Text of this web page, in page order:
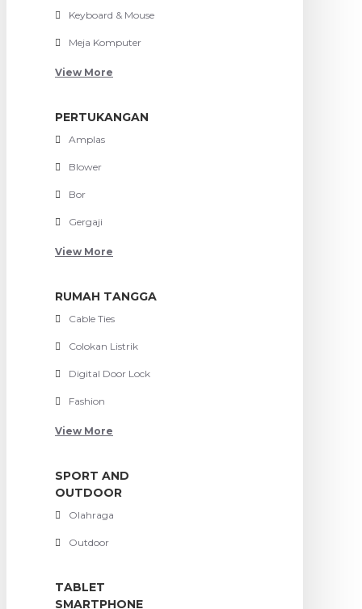
Keyboard & Mouse
Meja Komputer
View More
PERTUKANGAN
Amplas
Blower
Bor
Gergaji
View More
RUMAH TANGGA
Cable Ties
Colokan Listrik
Digital Door Lock
Fashion
View More
SPORT AND
OUTDOOR
Olahraga
Outdoor
TABLET
SMARTPHONE